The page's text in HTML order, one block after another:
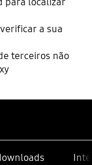
a sua
terceiros não